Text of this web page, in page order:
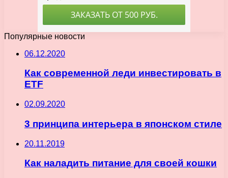
Популярные новости
06.12.2020
Как современной леди инвестировать в
ETF
02.09.2020
3 принципа интерьера в японском стиле
20.11.2019
Как наладить питание для своей кошки